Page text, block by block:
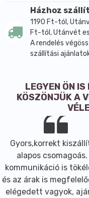
Házhoz
1190 Ft-tól,
Ft-tól, Utánvét
A rendelés
szállítási
LEGYEN ÖN
KÖSZÖNJÜK A
Gyors,korrekt
alapos csomagoás.
kommunikáció is
és az árak is
elégedett vagyok,